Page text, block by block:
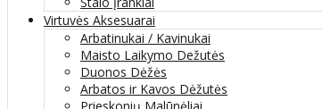
Virtuvės Aksesuarai
Arbatinukai / Kavinukai
Maisto Laikymo Dežutės
Duonos Dėžės
Arbatos ir Kavos Dėžutės
Prieskonių Malūnėliai